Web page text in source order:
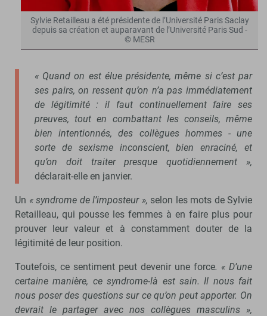
Sylvie Retailleau a été présidente de l’Université Paris Saclay
depuis sa création et auparavant de l’Université Paris Sud -
© MESR
« Quand on est élue présidente, même si c’est par
ses pairs, on ressent qu’on n’a pas immédiatement
de légitimité : il faut continuellement faire ses
preuves, tout en combattant les conseils, même
bien intentionnés, des collègues hommes - une
sorte de sexisme inconscient, bien enraciné, et
qu’on doit traiter presque quotidiennement »,
déclarait-elle en janvier.
Un « syndrome de l’imposteur », selon les mots de Sylvie
Retailleau, qui pousse les femmes à en faire plus pour
prouver leur valeur et à constamment douter de la
légitimité de leur position.
Toutefois, ce sentiment peut devenir une force. « D’une
certaine manière, ce syndrome-là est sain. Il nous fait
nous poser des questions sur ce qu’on peut apporter. On
devrait le partager avec nos collègues masculins »,